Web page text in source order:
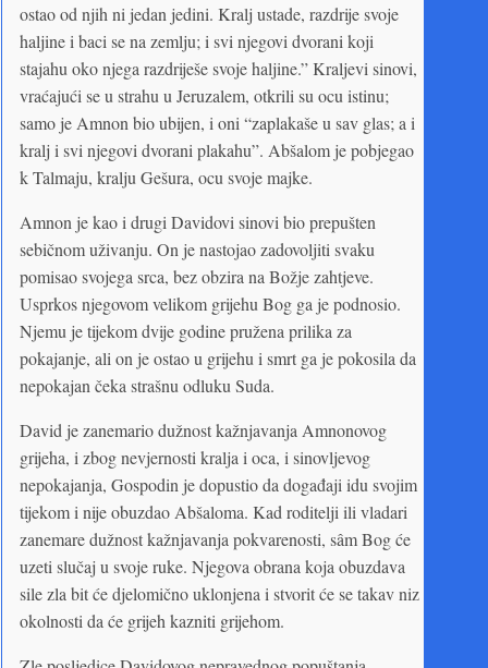
ostao od njih ni jedan jedini. Kralj ustade, razdrije svoje
haljine i baci se na zemlju; i svi njegovi dvorani koji
stajahu oko njega razdriješe svoje haljine.” Kraljevi sinovi,
vraćajući se u strahu u Jeruzalem, otkrili su ocu istinu;
samo je Amnon bio ubijen, i oni “zaplakaše u sav glas; a i
kralj i svi njegovi dvorani plakahu”. Abšalom je pobjegao
k Talmaju, kralju Gešura, ocu svoje majke.
Amnon je kao i drugi Davidovi sinovi bio prepušten
sebičnom uživanju. On je nastojao zadovoljiti svaku
pomisao svojega srca, bez obzira na Božje zahtjeve.
Usprkos njegovom velikom grijehu Bog ga je podnosio.
Njemu je tijekom dvije godine pružena prilika za
pokajanje, ali on je ostao u grijehu i smrt ga je pokosila da
nepokajan čeka strašnu odluku Suda.
David je zanemario dužnost kažnjavanja Amnonovog
grijeha, i zbog nevjernosti kralja i oca, i sinovljevog
nepokajanja, Gospodin je dopustio da događaji idu svojim
tijekom i nije obuzdao Abšaloma. Kad roditelji ili vladari
zanemare dužnost kažnjavanja pokvarenosti, sâm Bog će
uzeti slučaj u svoje ruke. Njegova obrana koja obuzdava
sile zla bit će djelomično uklonjena i stvorit će se takav niz
okolnosti da će grijeh kazniti grijehom.